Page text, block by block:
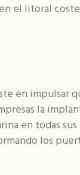
el litoral
en impulsar
la
en todas sus
los